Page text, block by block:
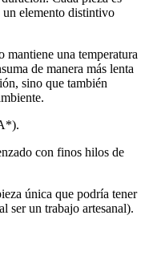
un elemento distintivo
mantiene una temperatura
de manera más lenta
sino que también
con finos hilos de
única que podría tener
ser un trabajo artesanal).